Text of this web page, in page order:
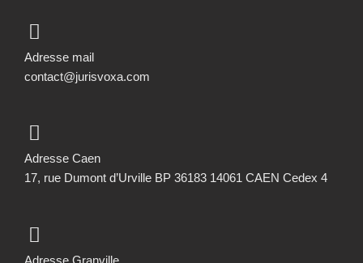
Adresse mail
contact@jurisvoxa.com
Adresse Caen
17, rue Dumont d’Urville BP 36183 14061 CAEN Cedex 4